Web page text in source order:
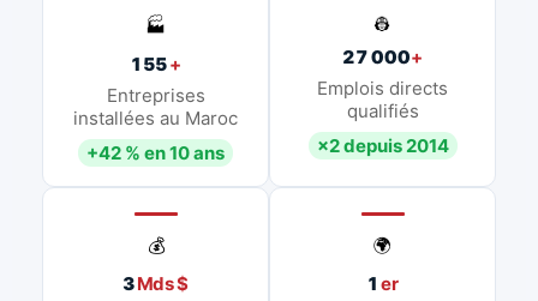
🏭
155+
Entreprises
installées au Maroc
+42 % en 10 ans
👷
27 000+
Emplois directs
qualifiés
×2 depuis 2014
💰
3Mds $
🌍
1 er